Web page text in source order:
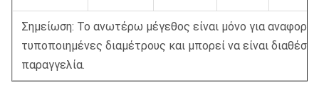
Σημείωση: Το ανωτέρω μέγεθος είναι μόνο για αναφορά
τυποποιημένες διαμέτρους και μπορεί να είναι
παραγγελία.